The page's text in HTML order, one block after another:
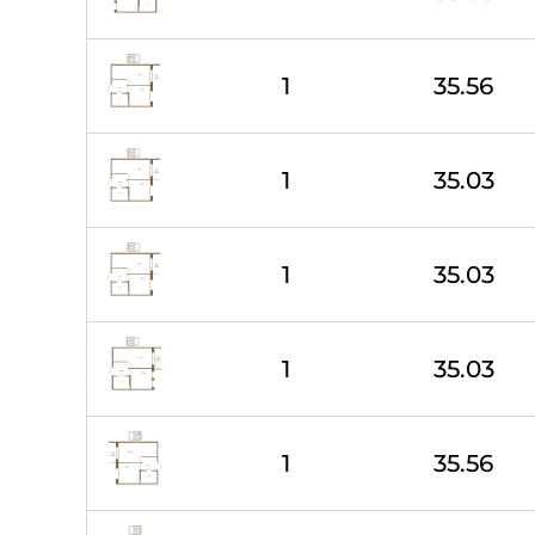
1 35.56
1 35.03
1 35.03
1 35.03
1 35.56